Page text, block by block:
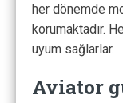
her dönemde
korumaktadır.
uyum sağlarlar.
Aviator